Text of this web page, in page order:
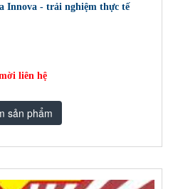
Innova - trải nghiệm thực tế
liên hệ
sản phẩm